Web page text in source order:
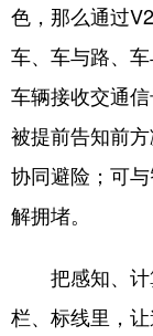
色，那么通过
车、车与路、
车辆接收交通
被提前告知前
协同避险；可
解拥堵。
把感知、计
栏、标线里，